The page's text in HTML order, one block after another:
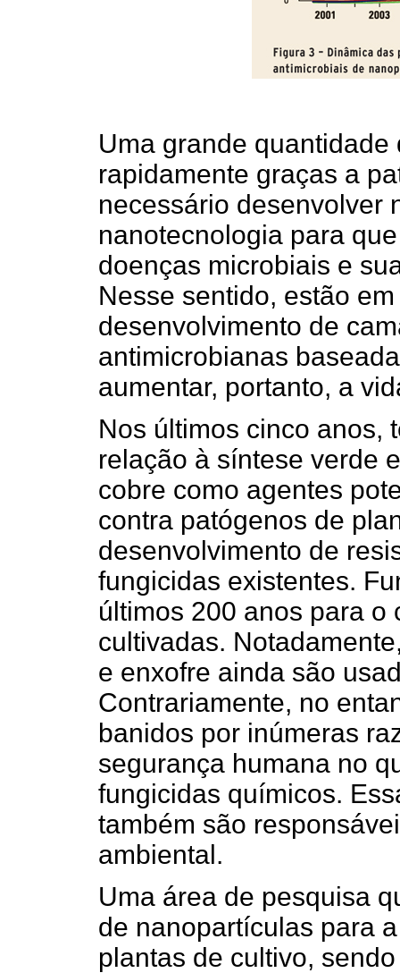
Uma grande
rapidamente graças a
necessário desenvolver
nanotecnologia para
doenças microbiais e
Nesse sentido, estão
desenvolvimento de
antimicrobianas
aumentar, portanto, a
Nos últimos cinco anos,
relação à síntese verde
cobre como agentes
contra patógenos de
desenvolvimento de
fungicidas existentes.
últimos 200 anos para o
cultivadas.
e enxofre ainda são
Contrariamente, no
banidos por inúmeras
segurança humana no
fungicidas químicos.
também são
ambiental.
Uma área de pesquisa
de nanopartículas para
plantas de cultivo,